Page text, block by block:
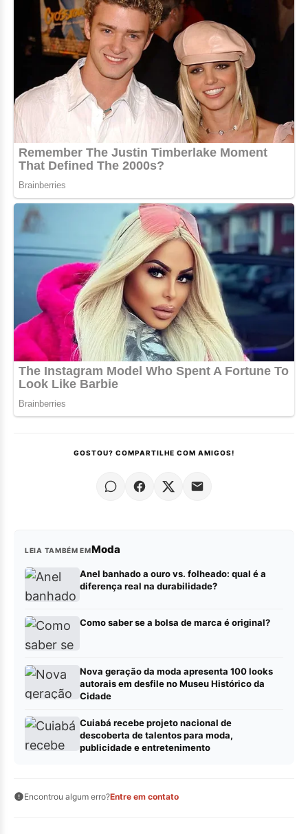
GOSTOU? COMPARTILHE COM AMIGOS!
LEIA TAMBÉM EMModa
Anel banhado a ouro vs. folheado: qual é a
diferença real na durabilidade?
Como saber se a bolsa de marca é original?
Nova geração da moda apresenta 100 looks
autorais em desfile no Museu Histórico da
Cidade
Cuiabá recebe projeto nacional de
descoberta de talentos para moda,
publicidade e entretenimento
Encontrou algum erro?Entre em contato